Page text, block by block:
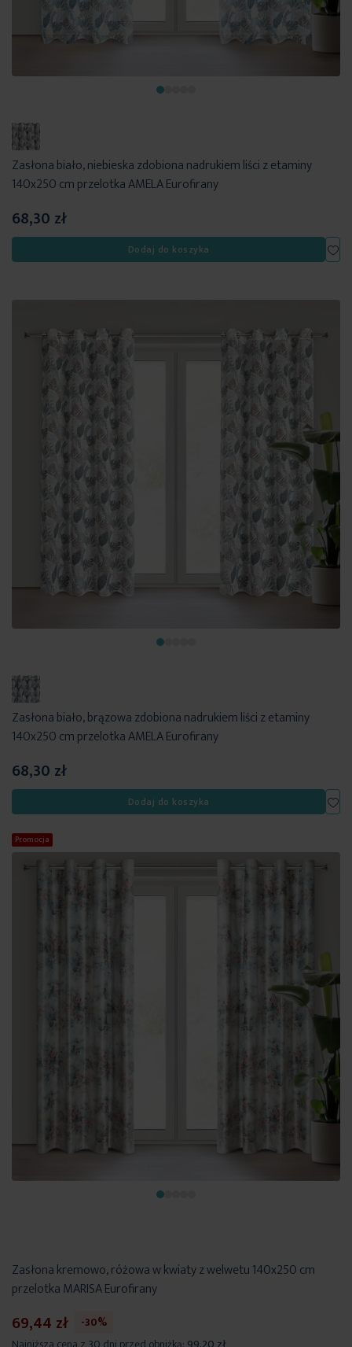
Zasłona biało, niebieska zdobiona nadrukiem liści z etaminy
140x250 cm przelotka AMELA Eurofirany
68,30 zł
Dodaj do koszyka
Zasłona biało, brązowa zdobiona nadrukiem liści z etaminy
140x250 cm przelotka AMELA Eurofirany
68,30 zł
Dodaj do koszyka
Promocja
Zasłona kremowo, różowa w kwiaty z welwetu 140x250 cm
przelotka MARISA Eurofirany
69,44 zł
-30%